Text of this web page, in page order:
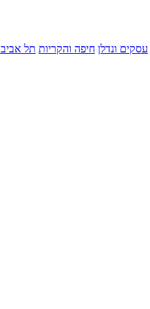
עסקים ונדלן חיפה והקריות תל אביב